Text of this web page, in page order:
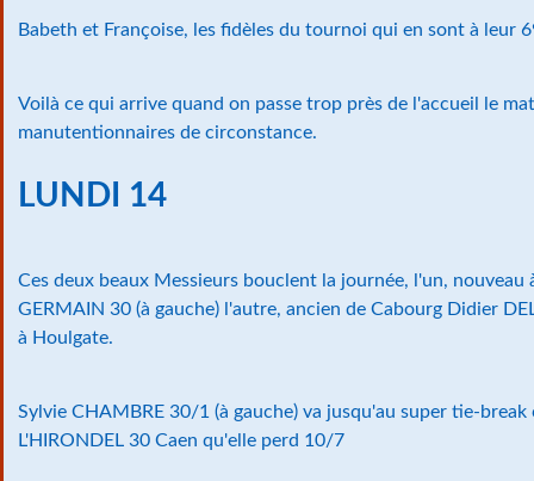
Babeth et Françoise, les fidèles du tournoi qui en sont à leur
Voilà ce qui arrive quand on passe trop près de l'accueil le
manutentionnaires de circonstance.
LUNDI 14
Ces deux beaux Messieurs bouclent la journée, l'un, nouveau
GERMAIN 30 (à gauche) l'autre, ancien de Cabourg Didier
à Houlgate.
Sylvie CHAMBRE 30/1 (à gauche) va jusqu'au super tie-break
L'HIRONDEL 30 Caen qu'elle perd 10/7